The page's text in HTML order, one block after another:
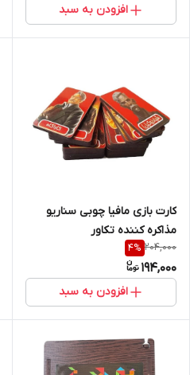
افزودن به سبد
کارت بازی مافیا چوبی سناریو
مذاکره کننده تکاور
204,000
4%
194,000
افزودن به سبد